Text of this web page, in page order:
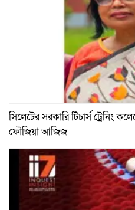
সিলেটের সরকারি টিচার্স ট্রেনিং
ফৌজিয়া আজিজ